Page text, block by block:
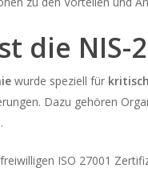
die
wurde speziell für
Dazu gehören
.
ISO 27001